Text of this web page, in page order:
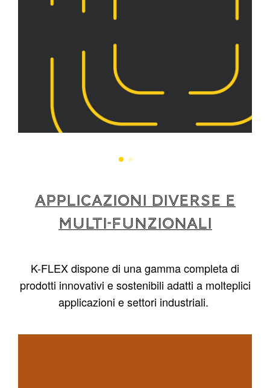
APPLICAZIONI DIVERSE E
MULTI-FUNZIONALI
K-FLEX dispone di una gamma completa di
prodotti innovativi e sostenibili adatti a molteplici
applicazioni e settori industriali.